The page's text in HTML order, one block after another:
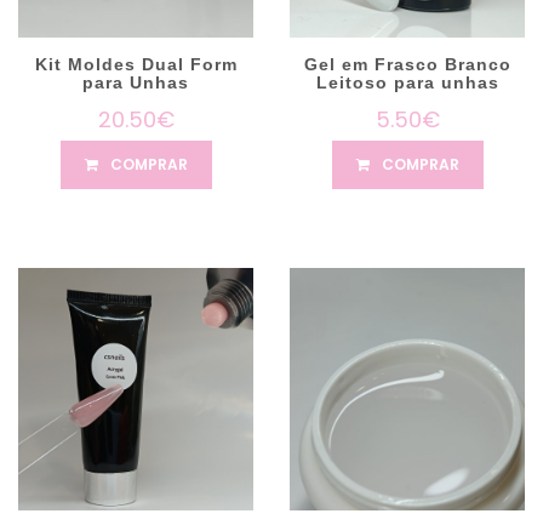
Kit Moldes Dual Form
para Unhas
20.50€
COMPRAR
Gel em Frasco Branco
Leitoso para unhas
5.50€
COMPRAR